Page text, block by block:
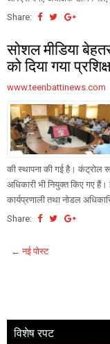
Share:
सोशल मीडिया
को दिया गया
www.teenbattinews.com
की स्थापना की गई है। कंट्रोल
अधिकारी भी नियुक्त किए गए
कार्यप्रणाली तथा नोडल
Share:
← नई पोस्ट
विशेष रपट